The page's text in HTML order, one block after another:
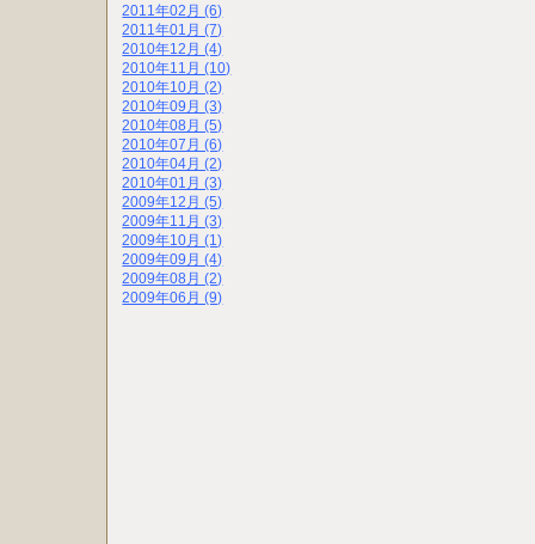
2011年02月 (6)
2011年01月 (7)
2010年12月 (4)
2010年11月 (10)
2010年10月 (2)
2010年09月 (3)
2010年08月 (5)
2010年07月 (6)
2010年04月 (2)
2010年01月 (3)
2009年12月 (5)
2009年11月 (3)
2009年10月 (1)
2009年09月 (4)
2009年08月 (2)
2009年06月 (9)